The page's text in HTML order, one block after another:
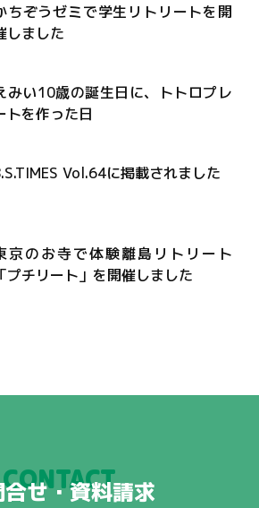
ちぞうゼミで学生リトリートを開
しました
みい10歳の誕生日に、トトロプレ
トを作った日
Vol.64に掲載されました
京のお寺で体験離島リトリート
「プチリート」を開催しました
CONTACT
せ・資料請求